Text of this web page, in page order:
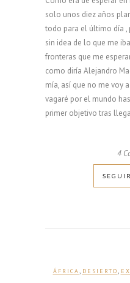
solo unos diez años
todo para el último día ,
sin idea de lo que me
fronteras que me
como diría Alejandro
mía, así que no me voy
vagaré por el mundo
primer objetivo tras
4
ÁFRICA, DESIERTO,